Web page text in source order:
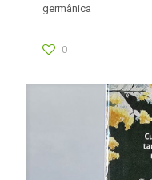
germânica
0